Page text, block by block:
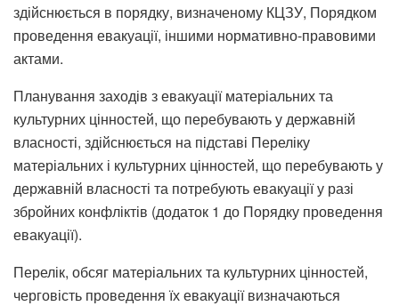
здійснюється в порядку, визначеному КЦЗУ, Порядком
проведення евакуації, іншими нормативно-правовими
актами.
Планування заходів з евакуації матеріальних та
культурних цінностей, що перебувають у державній
власності, здійснюється на підставі Переліку
матеріальних і культурних цінностей, що перебувають у
державній власності та потребують евакуації у разі
збройних конфліктів (додаток 1 до Порядку проведення
евакуації).
Перелік, обсяг матеріальних та культурних цінностей,
черговість проведення їх евакуації визначаються